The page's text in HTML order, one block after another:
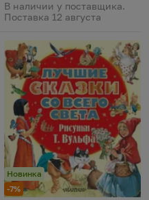
В наличии у поставщика.
Поставка 12 августа
Новинка
-7%